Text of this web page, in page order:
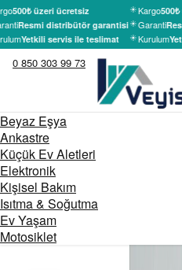
500₺ üzeri ücretsiz
Resmi distribütör garantisi
Yetkili servis ile teslimat
Kargo500₺
Garanti
Kurulum
0 850 303 99 73
Beyaz Eşya
Ankastre
Küçük Ev Aletleri
Elektronik
Kişisel Bakım
Isıtma & Soğutma
Ev Yaşam
Motosiklet